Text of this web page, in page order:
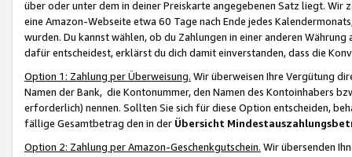
über oder unter dem in deiner Preiskarte angegebenen Satz liegt.
eine Amazon-Webseite etwa 60 Tage nach Ende jedes
wurden. Du kannst wählen, ob du Zahlungen in einer anderen
dafür entscheidest, erklärst du dich damit einverstanden, dass die
Option 1: Zahlung per Überweisung. Wir überweisen Ihre Vergütung
Namen der Bank, die Kontonummer, den Namen des Kontoinhabers
erforderlich) nennen. Sollten Sie sich für diese Option entscheiden,
fällige Gesamtbetrag den in der Übersicht
Option 2: Zahlung per Amazon-Geschenkgutschein. Wir übersenden